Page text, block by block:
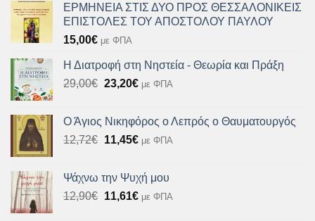
ΕΡΜΗΝΕΙΑ ΣΤΙΣ ΔΥΟ ΠΡΟΣ ΘΕΣΣΑΛΟΝΙΚΕΙΣ
ΕΠΙΣΤΟΛΕΣ ΤΟΥ ΑΠΟΣΤΟΛΟΥ ΠΑΥΛΟΥ
15,00€ με ΦΠΑ
Η Διατροφή στη Νηστεία - Θεωρία και Πράξη
29,00€ Original
29,00€.
23,20€Η
είναι:
23,20€.
με ΦΠΑ
Ο Άγιος Νικηφόρος ο Λεπρός ο Θαυματουργός
12,72€ Original
12,72€.
11,45€Η
είναι:
11,45€.
με ΦΠΑ
Ψάχνω την Ψυχή μου
12,90€ Original
11,61€Ημε ΦΠΑ